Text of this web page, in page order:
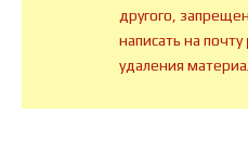
другого,
написать на почту
удаления